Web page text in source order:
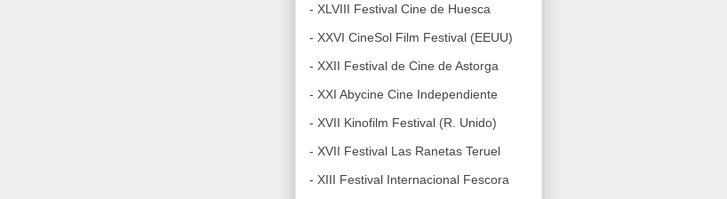
- XLVIII Festival Cine de Huesca
- XXVI CineSol Film Festival (EEUU)
- XXII Festival de Cine de Astorga
- XXI Abycine Cine Independiente
- XVII Kinofilm Festival (R. Unido)
- XVII Festival Las Ranetas Teruel
- XIII Festival Internacional Fescora